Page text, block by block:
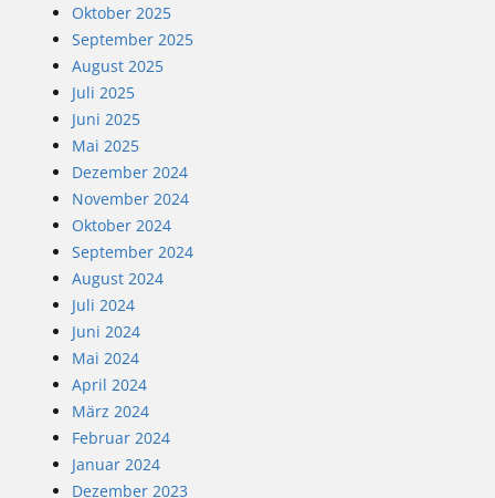
Oktober 2025
September 2025
August 2025
Juli 2025
Juni 2025
Mai 2025
Dezember 2024
November 2024
Oktober 2024
September 2024
August 2024
Juli 2024
Juni 2024
Mai 2024
April 2024
März 2024
Februar 2024
Januar 2024
Dezember 2023